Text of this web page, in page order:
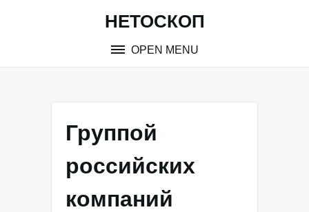
НЕТОСКОП
OPEN MENU
Группой
российских
компаний